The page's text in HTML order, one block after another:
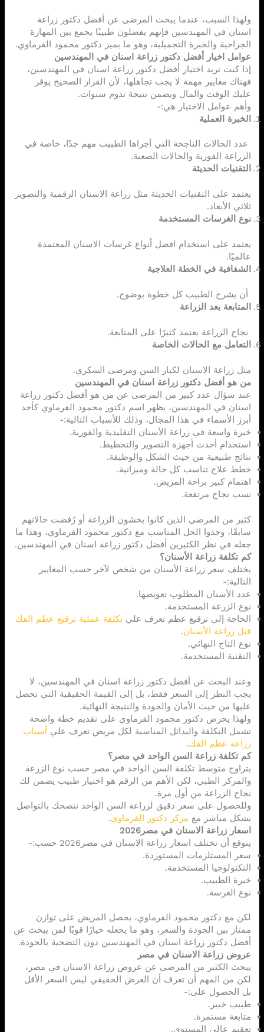
ولهذا السبب، عندما يبحث المرضى عن أفضل دكتور زراعة
اسنان في المهندسين فإنهم يفضلون طبيبًا يجمع بين المهارة
الجراحية والخبرة التجميلية، وهو ما يميز دكتور محمود الفرماوي.
عوامل اخيار أفضل دكتور زراعة اسنان في المهندسين
إذا كنت تريد اختيار أفضل دكتور زراعة اسنان في المهندسين،
فهناك معايير مهمة لا يجب تجاهلها، لأن القرار الصحيح يوفر
عليك الوقت والمال ويضمن نتيجة تدوم سنوات.
وأهم عوامل الاختيار هي:-
الخبرة العملية
عدد الحالات الناجحة التي أجراها الطبيب مهم جدًا، خاصة في
الزراعة الفورية والحالات الصعبة.
التقنيات الحديثة
يعتمد على التقنيات الحديثة مثل زراعة الاسنان الرقمية والتصوير
ثلاثي الأبعاد.
نوع الغرسات المستخدمة
يعتمد على استخدام افضل أنواع غرسات الاسنان المعتمدة
عالميًا.
الشفافية في الخطة العلاجية
أن يشرح الطبيب كل خطوة بوضوح.
المتابعة بعد الزراعة
نجاح الزراعة يعتمد كثيرًا على المتابعة.
التعامل مع الحالات الخاصة
مثل زراعة الاسنان لكبار السن ومرضى السكري.
من هو أفضل دكتور زراعة اسنان في المهندسين
عند سؤال عدد كبير من المرضى عن من هو أفضل دكتور زراعة
اسنان في المهندسين، يظهر اسم دكتور محمود الفرماوي كأحد
أبرز الأسماء في هذا المجال، وذلك للأسباب التالية:-
خبرة واسعة في زراعة الأسنان التقليدية والفورية.
استخدام أحدث أجهزة التصوير والتخطيط.
نتائج طبيعية من حيث الشكل والوظيفة.
خطط علاج تناسب كل حالة وميزانية.
اهتمام كبير براحة المريض.
نسب نجاح مرتفعة.
كثير من المرضى الذين كانوا يخشون الزراعة أو رُفضت حالاتهم
سابقًا، وجدوا الحل المناسب مع دكتور محمود الفرماوي، وهذا ما
جعله في نظر الكثيرين أفضل دكتور زراعة اسنان في المهندسين.
كم تكلفة زراعة الأسنان؟
يختلف سعر زراعة الأسنان من شخص لآخر حسب المعايير
التالية:-
عدد الأسنان المطلوب تعويضها.
نوع الزرعة المستخدمة.
الحاجة إلى ترقيع عظم تعرف عليتكلفة عملية ترقيع عظم الفك
قبل زراعة الأسنان.
نوع التاج النهائي.
التقنية المستخدمة.
وعند البحث عن أفضل دكتور زراعة اسنان في المهندسين، لا
يجب النظر إلى السعر فقط، بل إلى القيمة الحقيقية التي تحصل
عليها من حيث الأمان والجودة والنتيجة النهائية.
ولهذا يحرص دكتور محمود الفرماوي على تقديم خطة واضحة
تشمل التكلفة والبدائل المناسبة لكل مريض تعرف علي أسباب
زراعة عظم الفك.
كم تكلفة زراعة السن الواحد في مصر؟
يتراوح متوسط تكلفة السن الواحد في مصر حسب نوع الزرعة
والمركز الطبي، لكن الأهم من الرقم هو اختيار طبيب يضمن لك
نجاح الزراعة من أول مرة.
وللحصول على سعر دقيق لزراعة السن الواحد ننصحك بالتواصل
بشكل مباشر مع مركز دكتور الفرماوي.
اسعار زراعة الاسنان في مصر2026
يتوقع أن تختلف اسعار زراعة الاسنان في مصر2026 حسب:-
سعر المستلزمات المستوردة.
التكنولوجيا المستخدمة.
خبرة الطبيب.
نوع الغرسة.
لكن مع دكتور محمود الفرماوي، يحصل المريض على توازن
ممتاز بين الجودة والسعر، وهو ما يجعله خيارًا قويًا لمن يبحث عن
أفضل دكتور زراعة اسنان في المهندسين دون التضحية بالجودة.
عروض زراعة الاسنان في مصر
يبحث الكثير من المرضى عن عروض زراعة الاسنان في مصر،
لكن من المهم أن تعرف أن العرض الحقيقي ليس السعر الأقل
بل الحصول على:-
طبيب خبير.
متابعة مستمرة.
تعقيم عالي المستوى.